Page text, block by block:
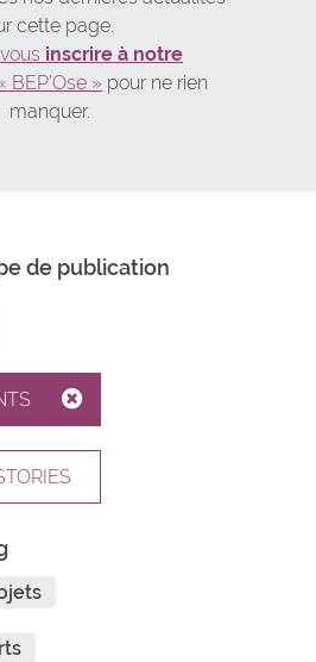
cette page.
vous inscrire à notre
BEP’Ose » pour ne rien
manquer.
de publication